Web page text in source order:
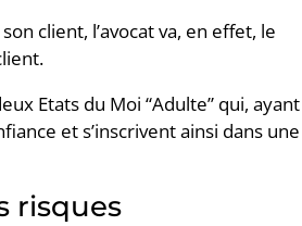
client, l’avocat va, en effet, le
Etats du Moi “Adulte” qui, ayant
et s’inscrivent ainsi dans une
risques